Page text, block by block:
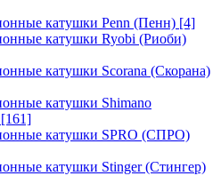
катушки Penn (Пенн) [4]
катушки Ryobi (Риоби)
катушки Scorana (Скорана)
катушки Shimano
[161]
катушки SPRO (СПРО)
катушки Stinger (Стингер)